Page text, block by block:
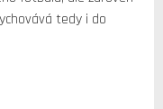
tedy i do